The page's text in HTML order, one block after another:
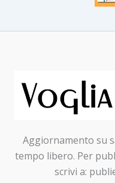
Aggiornamento su
tempo libero. Per
scrivi a: